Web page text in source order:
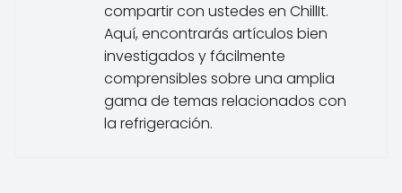
compartir con ustedes en ChillIt.
Aquí, encontrarás artículos bien
investigados y fácilmente
comprensibles sobre una amplia
gama de temas relacionados con
la refrigeración.